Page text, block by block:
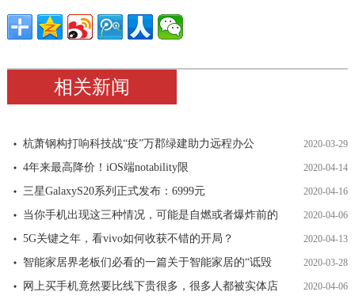
相关新闻
杭萧钢构打响科技战“疫”万郡绿建助力远程办公 2020-03-29
4年来最高降价！iOS端notability限 2020-04-14
三星GalaxyS20系列正式发布：6999元 2020-04-16
当你手机出现这三种情况，可能是自燃或者爆炸前的 2020-04-06
5G关键之年，看vivo如何收获不错的开局？ 2020-04-13
智能家居界老板们必看的一篇关于智能家居的“诋毁 2020-03-28
网上买手机竟然要比线下贵很多，很多人都被实体店 2020-04-06